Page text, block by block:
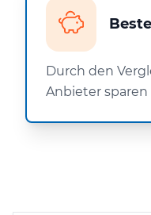
Durch den
Anbieter sparen